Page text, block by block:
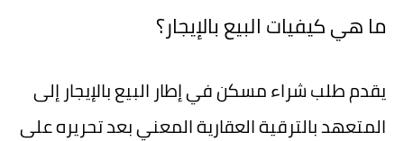
ما هي كيفيات البيع بالإيجار؟
يقدم طلب شراء مسكن في إطار البيع بالإيجار إلى
المتعهد بالترقية العقارية المعني بعد تحريره على